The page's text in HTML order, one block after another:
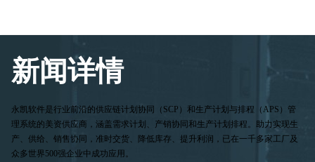
新闻详情
永凯软件是行业前沿的供应链计划协同（SCP）和生产计划与排程（APS）管
理系统的美资供应商，涵盖需求计划、产销协同和生产计划排程。助力实现生
产、供给、销售协同，准时交货、降低库存、提升利润，已在一千多家工厂及
众多世界500强企业中成功应用。